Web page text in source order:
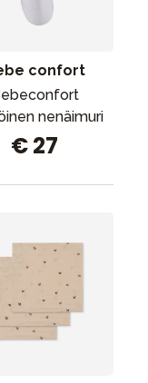
confort
nenäimuri
€ 27